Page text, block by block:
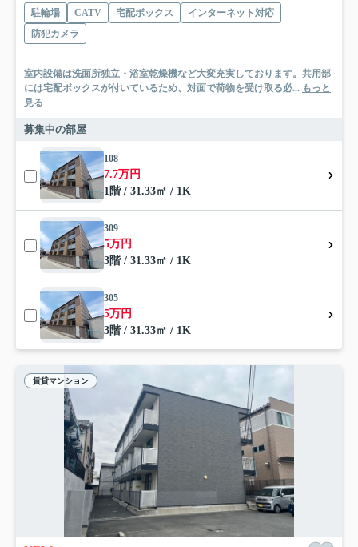
駐輪場 CATV 宅配ボックス
インターネット対応
防犯カメラ
室内設備は洗面所独立・浴室乾燥機など大変充実しております。共用部
には宅配ボックスが付いているため、対面で荷物を受け取る必... もっと
見る
募集中の部屋
108
7.7万円
1階 / 31.33㎡ / 1K
309
5万円
3階 / 31.33㎡ / 1K
305
5万円
3階 / 31.33㎡ / 1K
賃貸マンション